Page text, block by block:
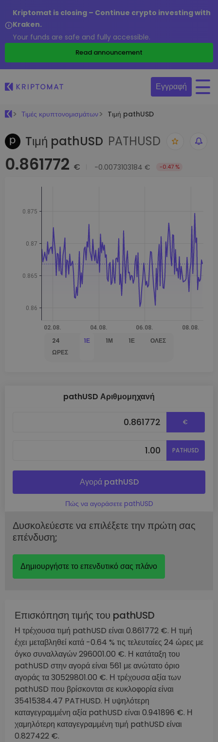
Kriptomat is closing – Continue crypto investing with
Kraken.
Your funds are safe and fully accessible.
Read announcement
Εγγραφή
Τιμές κρυπτονομισμάτων Tιμή pathUSD
Tιμή pathUSD PATHUSD
0.861772 € -0.0073103184 € -0.47 %
24
ΏΡΕΣ
1Ε 1Μ 1Έ ΌΛΕΣ
pathUSD Αριθμομηχανή
€
PATHUSD
Αγορά pathUSD
Πώς να αγοράσετε pathUSD
Δυσκολεύεστε να επιλέξετε την πρώτη σας
επένδυση;
Δημιουργήστε το επενδυτικό σας πλάνο
Επισκόπηση τιμής του pathUSD
Η τρέχουσα τιμή pathUSD είναι 0.861772 €. Η τιμή
έχει μεταβληθεί κατά -0.64 % τις τελευταίες 24 ώρες με
όγκο συναλλαγών 296001.00 €. Η κατάταξη του
pathUSD στην αγορά είναι 561 με ανώτατο όριο
αγοράς τα 30529801.00 €. Η τρέχουσα αξία των
pathUSD που βρίσκονται σε κυκλοφορία είναι
35415384.47 PATHUSD. Η υψηλότερη
καταγεγραμμένη αξία pathUSD είναι 0.941896 €. Η
χαμηλότερη καταγεγραμμένη τιμή pathUSD είναι
0.827422 €.